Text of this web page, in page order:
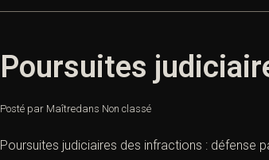
Poursuites
Posté par Maîtredans Non classé
Poursuites judiciaires des infractions : défense